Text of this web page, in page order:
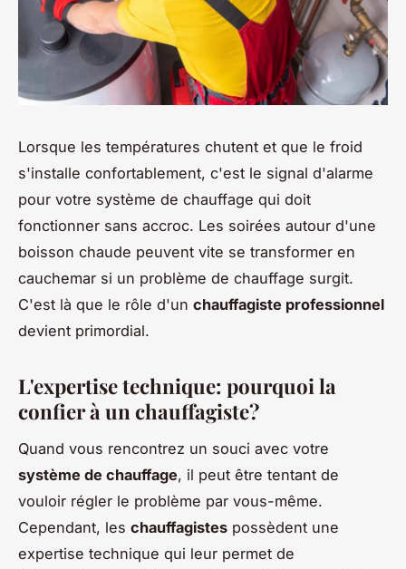
Lorsque les températures chutent et que le froid
s'installe confortablement, c'est le signal d'alarme
pour votre système de chauffage qui doit
fonctionner sans accroc. Les soirées autour d'une
boisson chaude peuvent vite se transformer en
cauchemar si un problème de chauffage surgit.
C'est là que le rôle d'un chauffagiste professionnel
devient primordial.
L'expertise technique: pourquoi la
confier à un chauffagiste?
Quand vous rencontrez un souci avec votre
système de chauffage, il peut être tentant de
vouloir régler le problème par vous-même.
Cependant, les chauffagistes possèdent une
expertise technique qui leur permet de